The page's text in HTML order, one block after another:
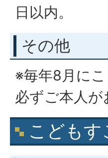
日以内。
その他
※毎年8月に
必ずご本人が
こどもす